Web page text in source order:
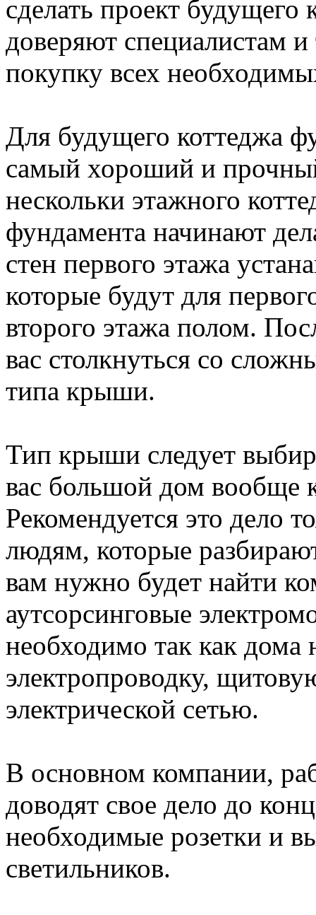
сделать проект будущего
доверяют специалистам
покупку всех
Для будущего коттеджа
самый хороший и
нескольки этажного
фундамента начинают
стен первого этажа
которые будут для
второго этажа полом.
вас столкнуться со
типа крыши.
Тип крыши следует
вас большой дом вообще
Рекомендуется это дело
людям, которые
вам нужно будет найти
аутсорсинговые
необходимо так как дома
электропроводку,
электрической сетью.
В основном компании,
доводят свое дело до
необходимые розетки и
светильников.